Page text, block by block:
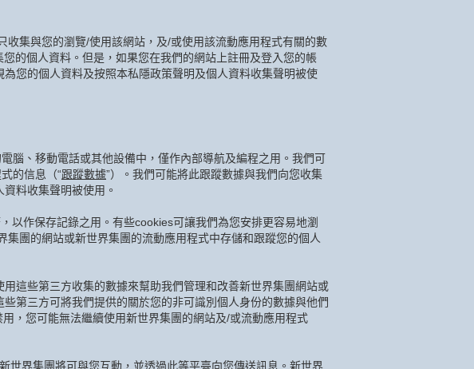
集與您的瀏覽/使用該網站，及/或使用該流動應用程式有關的數
您的個人資料。但是，如果您在我們的網站上註冊及登入您的帳
您的個人資料及按照本私隱政策聲明及個人資料收集聲明被使
腦、移動電話或其他設備中，僅作內部導航及編程之用。我們可
的信息（“跟蹤數據”）。我們可能將此跟蹤數據與我們向您收集
料收集聲明被使用。
以作保存記錄之用。有些cookies可讓我們為您安排更容易地瀏
團的網站或新世界集團的流動應用程式中存儲和跟蹤您的個人
這些第三方收集的數據來幫助我們管理和改善新世界集團網站或
第三方可將我們提供的關於您的非可識別個人身份的數據與他們
，您可能無法繼續使用新世界集團的網站及/或流動應用程式
世界集團將可與您互動，並透過此等平臺向您傳送訊息。新世界